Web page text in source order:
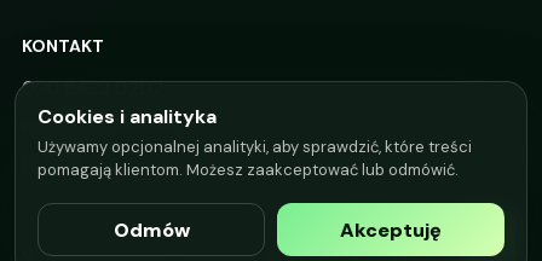
KONTAKT
020 8422 0202
info@alphataxoffice.co.uk
Facebook
© 2026 Alpha Tax Office. WEB by Art Creation
Cookies i analityka
Używamy opcjonalnej analityki, aby sprawdzić, które treści
pomagają klientom. Możesz zaakceptować lub odmówić.
Odmów Akceptuję